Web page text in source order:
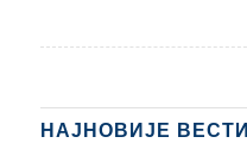
НАЈНОВИЈЕ ВЕСТИ